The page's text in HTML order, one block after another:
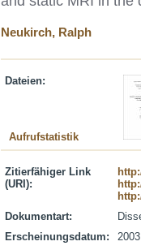
Neukirch, Ralph
Dateien:
Aufrufstatistik
Zitierfähiger Link
(URI):
Dokumentart:
Erscheinungsdatum:
2003